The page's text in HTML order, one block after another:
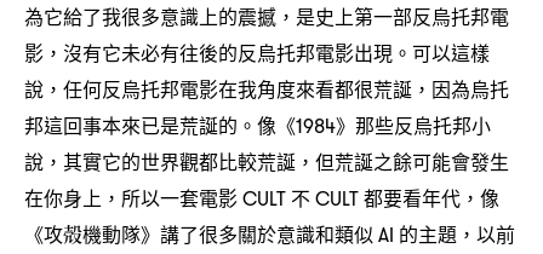
為它給了我很多意識上的震撼 ， 是史上第一部反烏托邦電
影 ， 沒有它未必有往後的反烏托邦電影出現。可以這樣
說 ， 任何反烏托邦電影在我角度來看都很荒誕 ， 因為烏托
邦這回事本來已是荒誕的。像《1984》那些反烏托邦小
說 ， 其實它的世界觀都比較荒誕 ， 但荒誕之餘可能會發生
在你身上 ， 所以一套電影CULT 不 CULT都要看年代 ， 像
《攻殻機動隊》講了很多關於意識和類似 AI 的主題 ， 以前